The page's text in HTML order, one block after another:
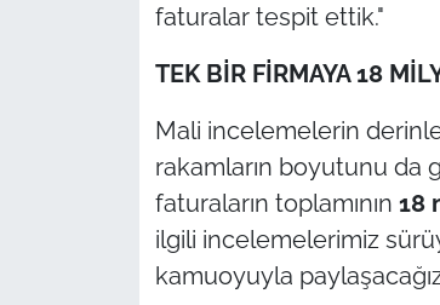
faturalar tespit ettik."
TEK BİR FİRMAYA 18
Mali incelemelerin
rakamların boyutunu da
faturaların toplamının 18
ilgili incelemelerimiz
kamuoyuyla